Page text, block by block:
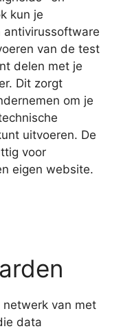
kun je
antivirussoftware
van de test
delen met je
Dit zorgt
om je
uitvoeren. De
voor
eigen website.
van met
data